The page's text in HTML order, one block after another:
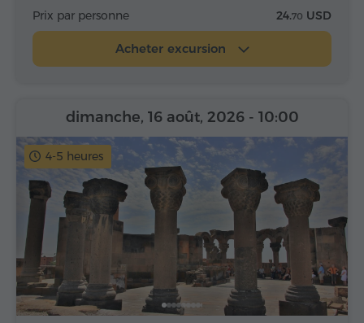
Prix par personne 24.70 USD
Acheter excursion
4-5 heures
dimanche, 16 août, 2026 - 10:00